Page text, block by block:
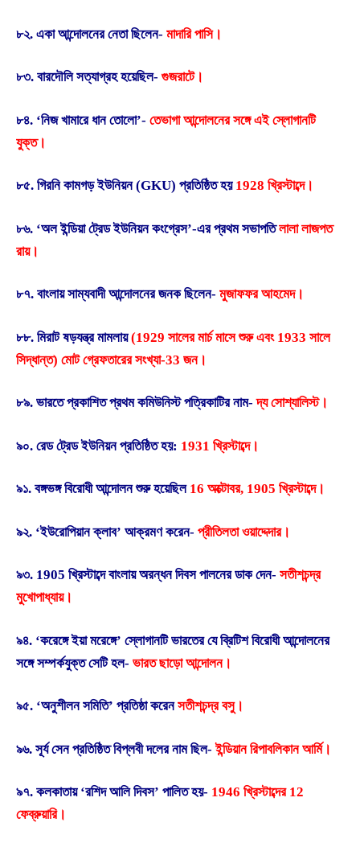
৮২. একা আন্দোলনের নেতা ছিলেন- মাদারি পাসি।
৮৩. বারদৌলি সত্যাগ্রহ হয়েছিল- গুজরাটে।
৮৪. ‘নিজ খামারে ধান তোলো’- তেভাগা আন্দোলনের সঙ্গে এই স্লোগানটি
যুক্ত।
৮৫. গিরনি কামগড় ইউনিয়ন (GKU) প্রতিষ্ঠিত হয় 1928 খ্রিস্টাব্দে।
৮৬. ‘অল ইন্ডিয়া ট্রেড ইউনিয়ন কংগ্রেস’-এর প্রথম সভাপতিলালা লাজপত
রায়।
৮৭. বাংলায় সাম্যবাদী আন্দোলনের জনক ছিলেন- মুজাফফর আহমেদ।
৮৮. মিরাট ষড়যন্ত্র মামলায়(1929 সালের মার্চ মাসে শুরু এবং 1933 সালে
সিদ্ধান্ত) মোট গ্রেফতারের সংখ্যা-33 জন।
৮৯. ভারতে প্রকাশিত প্রথম কমিউনিস্ট পত্রিকাটির নাম-দ্য সোশ্যালিস্ট।
৯০. রেড ট্রেড ইউনিয়ন প্রতিষ্ঠিত হয়: 1931 খ্রিস্টাব্দে।
৯১. বঙ্গভঙ্গ বিরোধী আন্দোলন শুরু হয়েছিল 16 অক্টোবর, 1905 খ্রিস্টাব্দে।
৯২. ‘ইউরোপিয়ান ক্লাব’ আক্রমণ করেন- প্রীতিলতা ওয়াদ্দেদার।
৯৩. 1905 খ্রিস্টাব্দে বাংলায় অরন্ধন দিবস পালনের ডাক দেন- সতীশচন্দ্র
মুখোপাধ্যায়।
৯৪. ‘করেঙ্গে ইয়া মরেঙ্গে’ স্লোগানটি ভারতের যে ব্রিটিশ বিরোধী আন্দোলনের
সঙ্গে সম্পর্কযুক্ত সেটি হল- ভারত ছাড়ো আন্দোলন।
৯৫. ‘অনুশীলন সমিতি’ প্রতিষ্ঠা করেনসতীশচন্দ্র বসু।
৯৬. সূর্য সেন প্রতিষ্ঠিত বিপ্লবী দলের নাম ছিল-ইন্ডিয়ান রিপাবলিকান আর্মি।
৯৭. কলকাতায় ‘রশিদ আলি দিবস’ পালিত হয়- 1946 খ্রিস্টাব্দের 12
ফেব্রুয়ারি।